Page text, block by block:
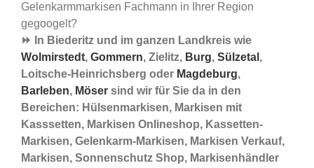
Gelenkarmmarkisen Fachmann in Ihrer Region
gegoogelt?
⏩ In Biederitz und im ganzen Landkreis wie
Wolmirstedt, Gommern, Zielitz, Burg, Sülzetal ,
Loitsche-Heinrichsberg oder Magdeburg,
Barleben, Möser sind wir für Sie da in den
Bereichen: Hülsenmarkisen, Markisen mit
Kasssetten, Markisen Onlineshop, Kassetten-
Markisen, Gelenkarm-Markisen, Markisen Verkauf,
Markisen, Sonnenschutz Shop, Markisenhändler